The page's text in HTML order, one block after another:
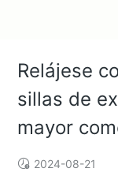
Relájese
sillas de
mayor
2024-08-21